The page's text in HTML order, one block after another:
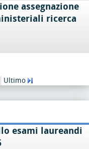
assegnazione
ricerca
Ultimo
esami laureandi